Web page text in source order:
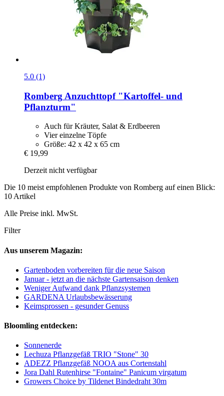
5.0 (1)
Romberg Anzuchttopf "Kartoffel-​ und
Pflanzturm"
Auch für Kräuter, Salat & Erdbeeren
Vier einzelne Töpfe
Größe: 42 x 42 x 65 cm
€ 19,99
Derzeit nicht verfügbar
Die 10 meist empfohlenen Produkte von Romberg auf einen Blick:
10 Artikel
Alle Preise inkl. MwSt.
Filter
Aus unserem Magazin:
Gartenboden vorbereiten für die neue Saison
Januar - jetzt an die nächste Gartensaison denken
Weniger Aufwand dank Pflanzsystemen
GARDENA Urlaubsbewässerung
Keimsprossen - gesunder Genuss
Bloomling entdecken:
Sonnenerde
Lechuza Pflanzgefäß TRIO "Stone" 30
ADEZZ Pflanzgefäß NOOA aus Cortenstahl
Jora Dahl Rutenhirse "Fontaine" Panicum virgatum
Growers Choice by Tildenet Bindedraht 30m